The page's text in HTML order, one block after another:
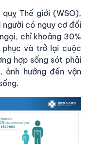
Thế giới (WSO),
người có nguy cơ đối
chỉ khoảng 30%
và trở lại cuộc
hợp sống sót phải
ảnh hưởng đến vận